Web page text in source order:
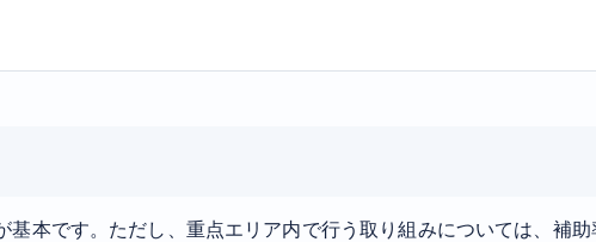
本です。ただし、重点エリア内で行う取り組みについては、補助